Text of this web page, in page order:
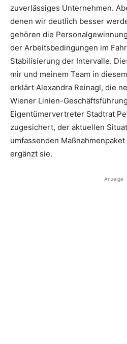
zuverlässiges Unternehmen.
denen wir deutlich besser
gehören die
der Arbeitsbedingungen im
Stabilisierung der Intervalle.
mir und meinem Team in
erklärt Alexandra Reinagl, die
Wiener Linien-
Eigentümervertreter Stadtrat
zugesichert, der aktuellen
umfassenden
ergänzt sie.
Anzeige